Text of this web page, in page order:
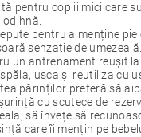
pentru copiii mici care
pentru a menține
senzație de
un antrenament reușit la
usca și reutiliza cu
părinților preferă să
cu scutece de
să învețe să
care îi mențin pe